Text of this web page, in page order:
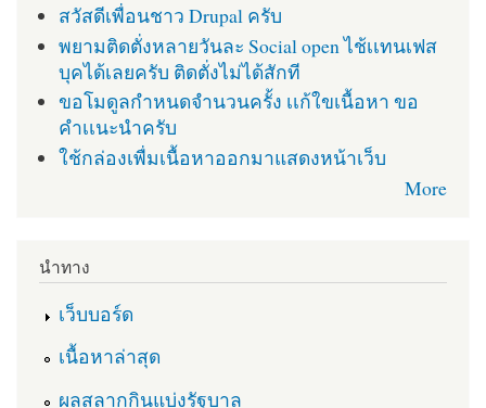
สวัสดีเพื่อนชาว Drupal ครับ
พยามติดตั่งหลายวันละ Social open ไช้เเทนเฟส
บุคได้เลยครับ ติดตั่งไม่ได้สักที
ขอโมดูลกำหนดจำนวนครั้ง เเก้ใขเนื้อหา ขอ
คำเเนะนำครับ
ใช้กล่องเพื่มเนื้อหาออกมาแสดงหน้าเว็บ
More
นำทาง
เว็บบอร์ด
เนื้อหาล่าสุด
ผลสลากกินแบ่งรัฐบาล